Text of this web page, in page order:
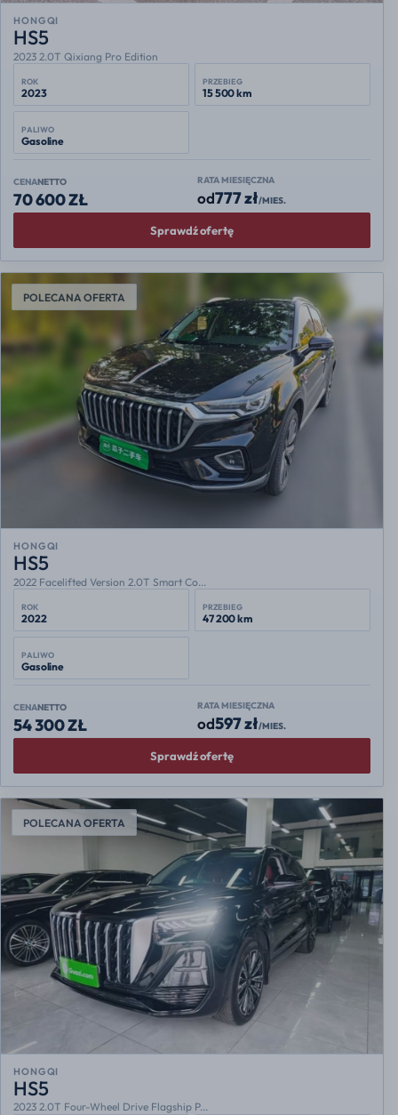
HONGQI
HS5
2023 2.0T Qixiang Pro Edition
ROK
2023
PRZEBIEG
15 500 km
PALIWO
Gasoline
CENANETTO
70 600 ZŁ
RATA MIESIĘCZNA
od777 zł/MIES.
Sprawdź ofertę
POLECANA OFERTA
HONGQI
HS5
2022 Facelifted Version 2.0T Smart Co...
ROK
2022
PRZEBIEG
47 200 km
PALIWO
Gasoline
CENANETTO
54 300 ZŁ
RATA MIESIĘCZNA
od597 zł/MIES.
Sprawdź ofertę
POLECANA OFERTA
HONGQI
HS5
2023 2.0T Four-Wheel Drive Flagship P...